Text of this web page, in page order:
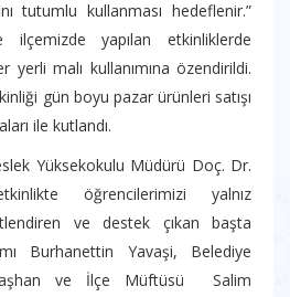
tutumlu kullanması hedeflenir.”
ilçemizde yapılan etkinliklerde
yerli malı kullanımına özendirildi.
gün boyu pazar ürünleri satışı
ile kutlandı.
Yüksekokulu Müdürü Doç. Dr.
öğrencilerimizi yalnız
ve destek çıkan başta
Burhanettin Yavaşi, Belediye
ve İlçe Müftüsü Salim